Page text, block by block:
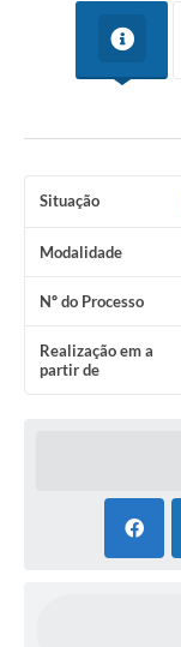
Situação
Modalidade
Nº do Processo
Realização em a
partir de